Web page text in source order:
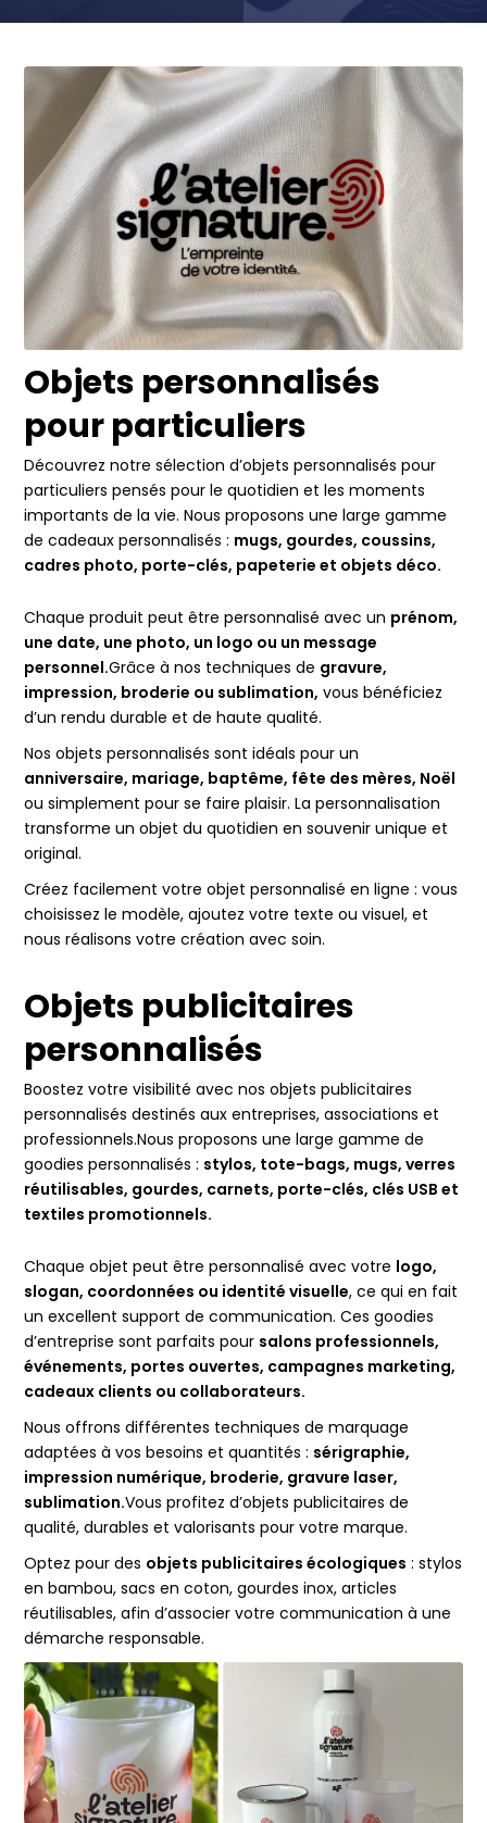
Objets personnalisés
pour particuliers
Découvrez notre sélection d’objets personnalisés pour
particuliers pensés pour le quotidien et les moments
importants de la vie. Nous proposons une large gamme
de cadeaux personnalisés : mugs, gourdes, coussins,
cadres photo, porte-clés, papeterie et objets déco.
Chaque produit peut être personnalisé avec un prénom,
une date, une photo, un logo ou un message
personnel.Grâce à nos techniques de gravure,
impression, broderie ou sublimation, vous bénéficiez
d’un rendu durable et de haute qualité.
Nos objets personnalisés sont idéals pour un
anniversaire, mariage, baptême, fête des mères, Noël
ou simplement pour se faire plaisir. La personnalisation
transforme un objet du quotidien en souvenir unique et
original.
Créez facilement votre objet personnalisé en ligne : vous
choisissez le modèle, ajoutez votre texte ou visuel, et
nous réalisons votre création avec soin.
Objets publicitaires
personnalisés
Boostez votre visibilité avec nos objets publicitaires
personnalisés destinés aux entreprises, associations et
professionnels.Nous proposons une large gamme de
goodies personnalisés : stylos, tote-bags, mugs, verres
réutilisables, gourdes, carnets, porte-clés, clés USB et
textiles promotionnels.
Chaque objet peut être personnalisé avec votre logo,
slogan, coordonnées ou identité visuelle, ce qui en fait
un excellent support de communication. Ces goodies
d’entreprise sont parfaits pour salons professionnels,
événements, portes ouvertes, campagnes marketing,
cadeaux clients ou collaborateurs.
Nous offrons différentes techniques de marquage
adaptées à vos besoins et quantités : sérigraphie,
impression numérique, broderie, gravure laser,
sublimation.Vous profitez d’objets publicitaires de
qualité, durables et valorisants pour votre marque.
Optez pour des objets publicitaires écologiques : stylos
en bambou, sacs en coton, gourdes inox, articles
réutilisables, afin d’associer votre communication à une
démarche responsable.